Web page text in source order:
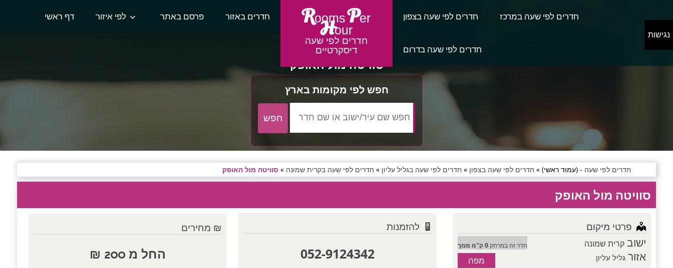
דף ראשי לפי איזור פרסם באתר חדרים באזור Rooms Per
Hour
חדרים לפי שעה
דיסקרטיים
חדרים לפי שעה בצפון חדרים לפי שעה במרכז
חדרים לפי שעה בדרום
סוויטה מול האופק
חפש לפי מקומות בארץ
חדרים לפי שעה - (עמוד ראשי) » חדרים לפי שעה בצפון » חדרים לפי שעה בגליל עליון » חדרים לפי שעה בקרית שמונה » סוויטה מול האופק
סוויטה מול האופק
פרטי מיקום
חדר זה במרחק0 ק''מ ממך ישובקרית שמונה
אזורגליל עליון מפה
להזמנות
052-9124342
₪ מחירים
החל מ 200 ₪
נגישות